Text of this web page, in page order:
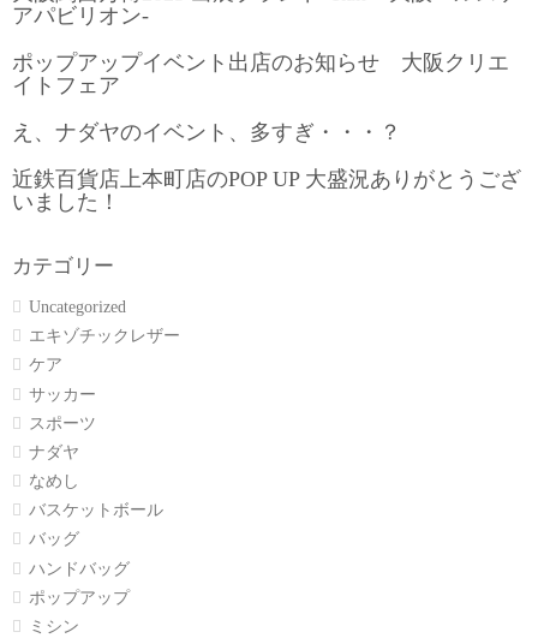
アパビリオン-
ポップアップイベント出店のお知らせ 大阪クリエ
イトフェア
え、ナダヤのイベント、多すぎ・・・？
近鉄百貨店上本町店のPOP UP 大盛況ありがとうござ
いました！
カテゴリー
Uncategorized
エキゾチックレザー
ケア
サッカー
スポーツ
ナダヤ
なめし
バスケットボール
バッグ
ハンドバッグ
ポップアップ
ミシン